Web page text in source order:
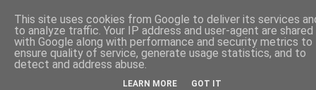
This site uses cookies from Google to deliver its services
to analyze traffic. Your IP address and user-agent are shared
with Google along with performance and security metrics to
ensure quality of service, generate usage statistics, and to
detect and address abuse.
LEARN MORE GOT IT